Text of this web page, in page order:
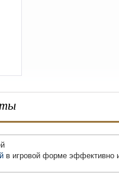
в игровой форме эффективно